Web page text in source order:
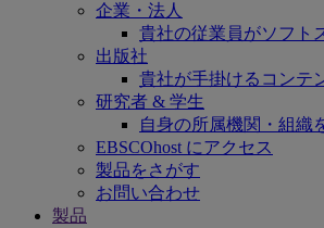
企業・法人
貴社の従業員がソフト
出版社
貴社が手掛けるコンテ
研究者 & 学生
自身の所属機関・組織
EBSCOhost にアクセス
製品をさがす
お問い合わせ
製品